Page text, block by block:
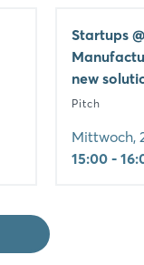
Startups
new
Pitch
Mittwoch,
15:00 -